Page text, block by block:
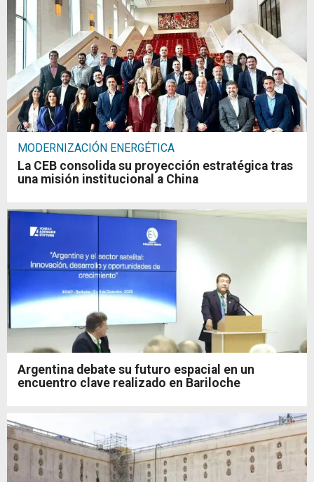
MODERNIZACIÓN ENERGÉTICA
La CEB consolida su proyección estratégica tras
una misión institucional a China
Argentina debate su futuro espacial en un
encuentro clave realizado en Bariloche